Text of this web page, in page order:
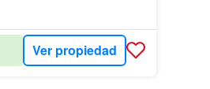
Ver propiedad